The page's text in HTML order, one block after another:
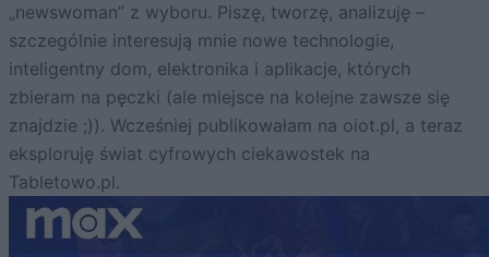
„newswoman” z wyboru. Piszę, tworzę, analizuję –
szczególnie interesują mnie nowe technologie,
inteligentny dom, elektronika i aplikacje, których
zbieram na pęczki (ale miejsce na kolejne zawsze się
znajdzie ;)). Wcześniej publikowałam na oiot.pl, a teraz
eksploruję świat cyfrowych ciekawostek na
Tabletowo.pl.